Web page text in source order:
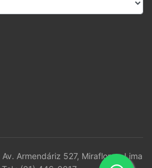
Armendáriz 527, Miraflores. Lima